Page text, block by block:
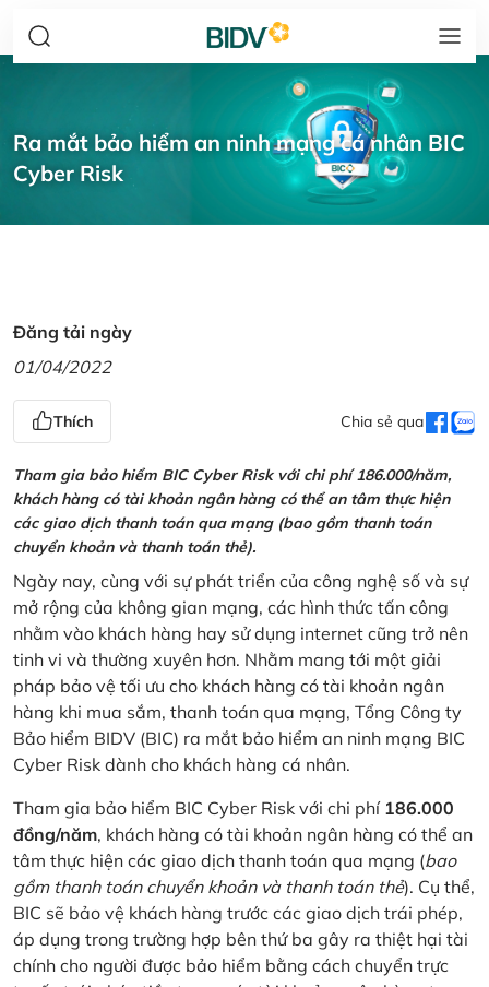
Ra mắt bảo hiểm an ninh mạng cá nhân BIC
Cyber Risk
Đăng tải ngày
01/04/2022
Thích Chia sẻ qua
Tham gia bảo hiểm BIC Cyber Risk với chi phí 186.000/năm,
khách hàng có tài khoản ngân hàng có thể an tâm thực hiện
các giao dịch thanh toán qua mạng (bao gồm thanh toán
chuyển khoản và thanh toán thẻ).
Ngày nay, cùng với sự phát triển của công nghệ số và sự
mở rộng của không gian mạng, các hình thức tấn công
nhằm vào khách hàng hay sử dụng internet cũng trở nên
tinh vi và thường xuyên hơn. Nhằm mang tới một giải
pháp bảo vệ tối ưu cho khách hàng có tài khoản ngân
hàng khi mua sắm, thanh toán qua mạng, Tổng Công ty
Bảo hiểm BIDV (BIC) ra mắt bảo hiểm an ninh mạng BIC
Cyber Risk dành cho khách hàng cá nhân.
Tham gia bảo hiểm BIC Cyber Risk với chi phí 186.000
đồng/năm, khách hàng có tài khoản ngân hàng có thể an
tâm thực hiện các giao dịch thanh toán qua mạng (bao
gồm thanh toán chuyển khoản và thanh toán thẻ). Cụ thể,
BIC sẽ bảo vệ khách hàng trước các giao dịch trái phép,
áp dụng trong trường hợp bên thứ ba gây ra thiệt hại tài
chính cho người được bảo hiểm bằng cách chuyển trực